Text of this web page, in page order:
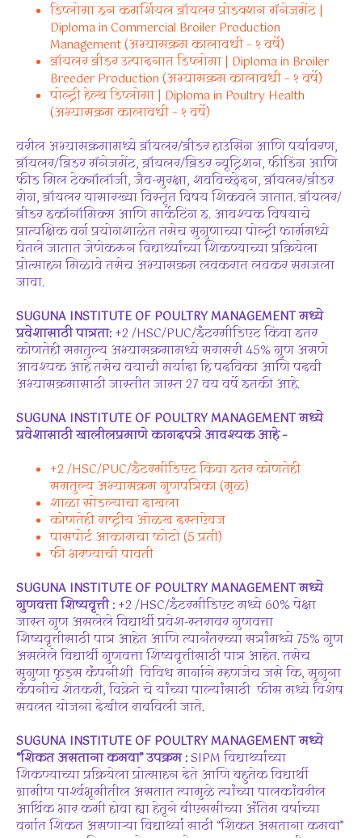
डिप्लोमा इन कमर्शियल ब्रॉयलर प्रोडक्शन मॅनेजमेंट |
Diploma in Commercial Broiler Production
Management (अभ्यासक्रम कालावधी – १ वर्षे)
ब्रॉयलर ब्रीडर उत्पादनात डिप्लोमा | Diploma in Broiler
Breeder Production (अभ्यासक्रम कालावधी – १ वर्षे)
पोल्ट्री हेल्थ डिप्लोमा | Diploma in Poultry Health
(अभ्यासक्रम कालावधी – १ वर्षे)
वरील अभ्यासक्रमामध्ये ब्रॉयलर/ब्रीडर हाउसिंग आणि पर्यावरण,
ब्रॉयलर/ब्रिडर मॅनेजमेंट, ब्रॉयलर/ब्रिडर न्यूट्रिशन, फीडिंग आणि
फीड मिल टेक्नॉलॉजी, जैव-सुरक्षा, शवविच्छेदन, ब्रॉयलर/ब्रीडर
रोग, ब्रॉयलर यासारख्या विस्तृत विषय शिकवले जातात. ब्रॉयलर/
ब्रीडर इकॉनॉमिक्स आणि मार्केटिंग इ. आवश्यक विषयाचे
प्रात्यक्षिक वर्ग प्रयोगशाळेत तसेच सुगुणाच्या पोल्ट्री फार्ममध्ये
घेतले जातात जेणेकरून विद्यार्थ्यांच्या शिकण्याच्या प्रक्रियेला
प्रोत्साहन मिळावे तसेच अभ्यासक्रम लवकरात लवकर समजला
जावा.
SUGUNA INSTITUTE OF POULTRY MANAGEMENT मध्ये
प्रवेशासाठी पात्रता: +2 /HSC/PUC/इंटरमीडिएट किंवा इतर
कोणतेही समतुल्य अभ्यासक्रमामध्ये सरासरी 45% गुण असणे
आवश्यक आहे तसेच वयाची मर्यादा हि पदविका आणि पदवी
अभ्यासक्रमासाठी जास्तीत जास्त 27 वय वर्षे इतकी आहे.
SUGUNA INSTITUTE OF POULTRY MANAGEMENTमध्ये
प्रवेशासाठीखालीलप्रमाणेकागदपत्रेआवश्यकआहे–
+2 /HSC/PUC/इंटरमीडिएट किंवा इतर कोणतेही
समतुल्य अभ्यासक्रम गुणपत्रिका (मूळ)
शाळा सोडल्याचा दाखला
कोणतेही राष्ट्रीय ओळख दस्तऐवज
पासपोर्ट आकाराचा फोटो (5 प्रती)
फी भरण्याची पावती
SUGUNA INSTITUTE OF POULTRY MANAGEMENT मध्ये
गुणवत्ता शिष्यवृत्ती : +2 /HSC/इंटरमीडिएट मध्ये 60% पेक्षा
जास्त गुण असलेले विद्यार्थी प्रवेश-स्तरावर गुणवत्ता
शिष्यवृत्तीसाठी पात्र आहेत आणि त्यानंतरच्या सत्रांमध्ये 75% गुण
असलेले विद्यार्थी गुणवत्ता शिष्यवृत्तीसाठी पात्र आहेत. तसेच
सुगुणा फूड्स कंपनीशी विविध मार्गाने म्हणजेच जसे कि, सुगुना
कंपनीचे शेतकरी, विक्रेते चे यांच्या पाल्यांसाठी फीस मध्ये विशेष
सवलत योजना देखील राबविली जाते.
SUGUNA INSTITUTE OF POULTRY MANAGEMENT मध्ये
“शिकत असताना कमवा” उपक्रम :SIPM विद्यार्थ्यांच्या
शिकण्याच्या प्रक्रियेला प्रोत्साहन देते आणि बहुतेक विद्यार्थी
ग्रामीण पार्श्वभूमीतील असतात त्यामुळे त्यांच्या पालकांवरील
आर्थिक भार कमी होवा ह्या हेतूने बीएससीच्या अंतिम वर्षाच्या
वर्गात शिकत असणाऱ्या विद्यार्थ्यां साठी “शिकत असताना कमवा”